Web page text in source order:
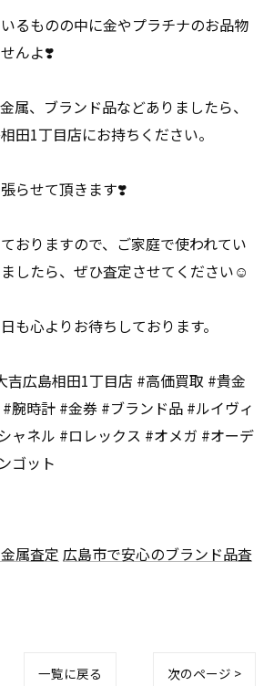
るものの中に金やプラチナのお品物
んよ❣️
属、ブランド品などありましたら、
田1丁目店にお持ちください。
らせて頂きます❣️
おりますので、ご家庭で使われてい
したら、ぜひ査定させてください☺️
も心よりお待ちしております。
吉広島相田1丁目店 #高価買取 #貴金
腕時計 #金券 #ブランド品 #ルイヴィ
ャネル #ロレックス #オメガ #オーデ
ゴット
属査定 広島市で安心のブランド品査
一覧に戻る 次のページ >